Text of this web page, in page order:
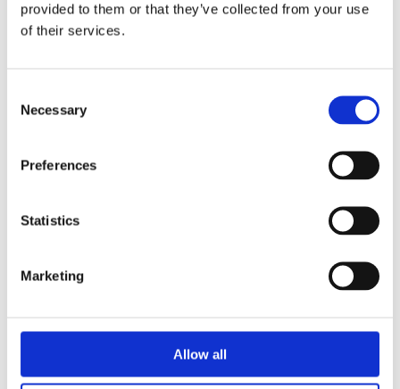
provided to them or that they’ve collected from your use
of their services.
Selection
Necessary
Preferences
Statistics
Marketing
Allow all
Vi utvikler produkter og konsepter i alle kanaler – Alt
fra enkle produkter til sammensatte kampanjer
Kontakt
51 82 67 00